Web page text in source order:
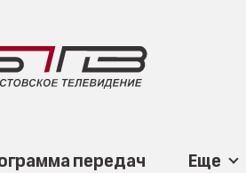
передач Еще